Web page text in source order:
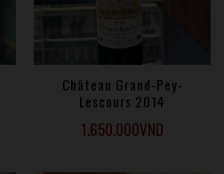
Château Grand-Pey-
Lescours 2014
1.650.000VND